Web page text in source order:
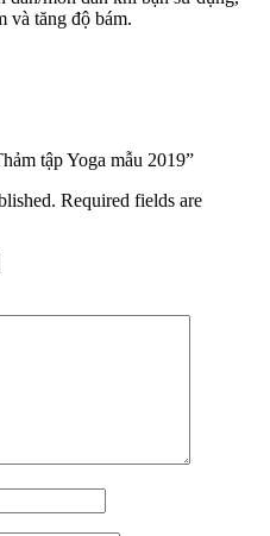
và tăng độ bám.
tập Yoga mẫu 2019”
Required fields are